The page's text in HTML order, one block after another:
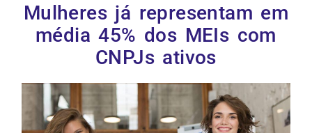
Mulheres já representam em
média 45% dos MEIs com
CNPJs ativos